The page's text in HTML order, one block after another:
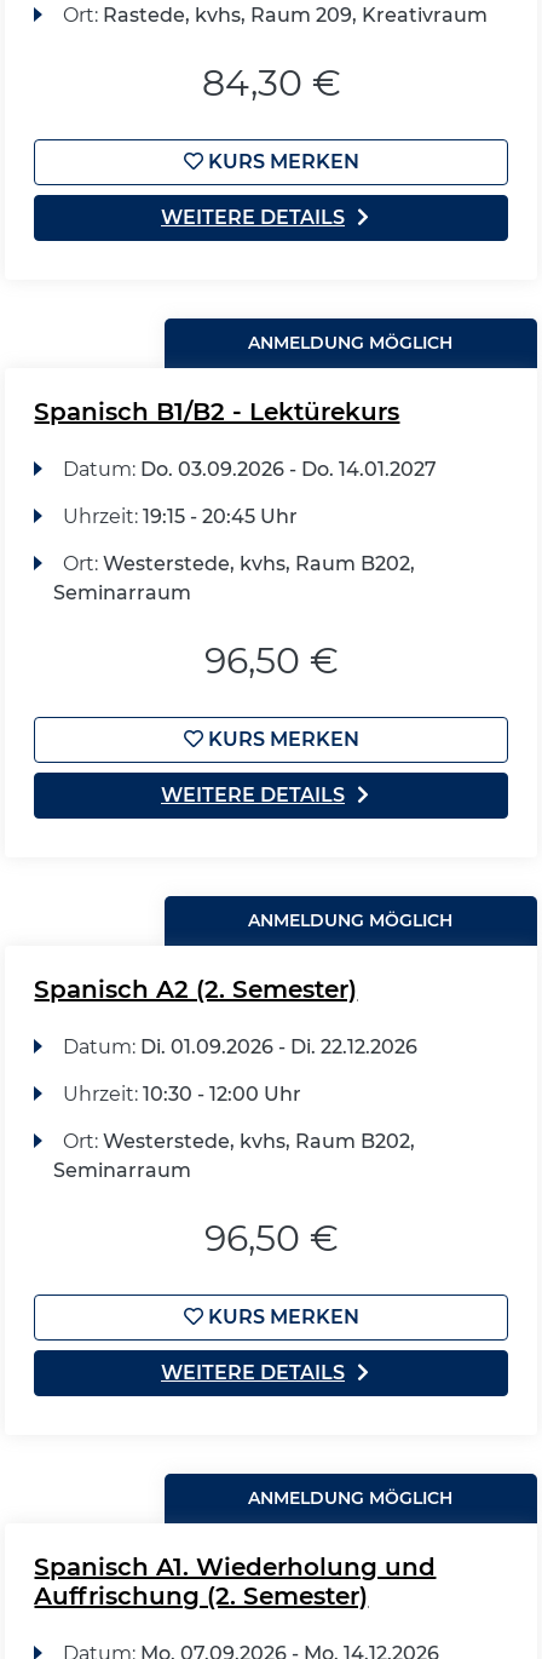
Ort: Rastede, kvhs, Raum 209, Kreativraum
84,30 €
KURS MERKEN
WEITERE DETAILS
ANMELDUNG MÖGLICH
Spanisch B1/B2 - Lektürekurs
Datum: Do. 03.09.2026 - Do. 14.01.2027
Uhrzeit: 19:15 - 20:45 Uhr
Ort: Westerstede, kvhs, Raum B202,
Seminarraum
96,50 €
KURS MERKEN
WEITERE DETAILS
ANMELDUNG MÖGLICH
Spanisch A2 (2. Semester)
Datum: Di. 01.09.2026 - Di. 22.12.2026
Uhrzeit: 10:30 - 12:00 Uhr
Ort: Westerstede, kvhs, Raum B202,
Seminarraum
96,50 €
KURS MERKEN
WEITERE DETAILS
ANMELDUNG MÖGLICH
Spanisch A1. Wiederholung und
Auffrischung (2. Semester)
Datum: Mo. 07.09.2026 - Mo. 14.12.2026